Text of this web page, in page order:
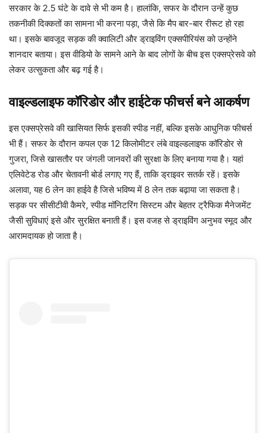
सरकार के 2.5 घंटे के दावे से भी कम है। हालांकि, सफर के दौरान उन्हें कुछ
तकनीकी दिक्कतों का सामना भी करना पड़ा, जैसे कि मैप बार-बार रीरूट हो रहा
था। इसके बावजूद सड़क की क्वालिटी और ड्राइविंग एक्सपीरियंस को उन्होंने
शानदार बताया। इस वीडियो के सामने आने के बाद लोगों के बीच इस एक्सप्रेसवे को
लेकर उत्सुकता और बढ़ गई है।
वाइल्डलाइफ कॉरिडोर और हाईटेक फीचर्स बने आकर्षण
इस एक्सप्रेसवे की खासियत सिर्फ इसकी स्पीड नहीं, बल्कि इसके आधुनिक फीचर्स
भी हैं। सफर के दौरान कपल एक 12 किलोमीटर लंबे वाइल्डलाइफ कॉरिडोर से
गुजरा, जिसे खासतौर पर जंगली जानवरों की सुरक्षा के लिए बनाया गया है। यहां
एलिवेटेड रोड और चेतावनी बोर्ड लगाए गए हैं, ताकि ड्राइवर सतर्क रहें। इसके
अलावा, यह 6 लेन का हाईवे है जिसे भविष्य में 8 लेन तक बढ़ाया जा सकता है।
सड़क पर सीसीटीवी कैमरे, स्पीड मॉनिटरिंग सिस्टम और बेहतर ट्रैफिक मैनेजमेंट
जैसी सुविधाएं इसे और सुरक्षित बनाती हैं। इस वजह से ड्राइविंग अनुभव स्मूद और
आरामदायक हो जाता है।